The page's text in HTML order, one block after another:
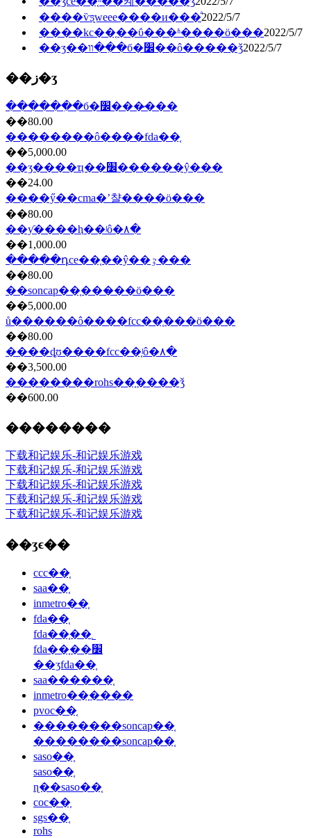
����ѷƽ̨weee����и���ͣ2022/5/7
����kc��֤��ΰ���ʱ����ö���2022/5/7
��ʒ��װ��ִ�б�׼��ô�����ǯ2022/5/7
��ز�ʒ
������ִ�б�׼���̷���
��80.00
��������ô����fda��֤
��5,000.00
��ʒ����ҵ��׼������ŷ���
��24.00
����ӳ��cma�ʼ챨����ö���
��80.00
��ƴ����ⱨ��ʲô�۸�
��1,000.00
�����դce��֤��ŷ��ٷ���
��80.00
��soncap��֤���̷��ö���
��5,000.00
ů������ô����fcc��֤���ö���
��80.00
����ȡʊ����fcc��֤ʲô�۸�
��3,500.00
��������rohs��֤����ǯ
��600.00
��������
下载和记娱乐-和记娱乐游戏
下载和记娱乐-和记娱乐游戏
下载和记娱乐-和记娱乐游戏
下载和记娱乐-和记娱乐游戏
下载和记娱乐-和记娱乐游戏
��ʒϵ��
ccc��֤
saa��֤
inmetro��֤
fda��֤
fda��֤��˾
fda��֤��׼
��ʒfda��֤
saa������֤
inmetro��֤����
pvoc��֤
��������soncap��֤
��������soncap��֤
saso��֤
saso��֤
ɳ��saso��֤
coc��֤
sgs��֤
rohs